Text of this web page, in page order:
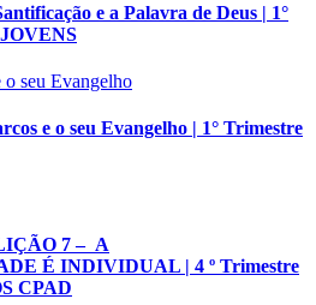
e a Palavra de Deus | 1°
e o seu Evangelho | 1° Trimestre
7 – A
É INDIVIDUAL | 4 º Trimestre
CPAD